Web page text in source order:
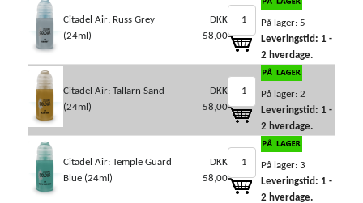
Citadel Air: Russ Grey
(24ml)
DKK
58,00
På lager: 5
Leveringstid: 1 -
2 hverdage.
Citadel Air: Tallarn Sand
(24ml)
DKK
58,00
På lager: 2
Leveringstid: 1 -
2 hverdage.
Citadel Air: Temple Guard
Blue (24ml)
DKK
58,00
På lager: 3
Leveringstid: 1 -
2 hverdage.